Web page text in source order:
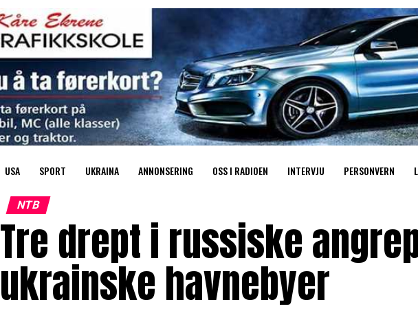
USA SPORT UKRAINA ANNONSERING OSS I RADIOEN INTERVJU PERSONVERN
NTB
Tre drept i russiske
ukrainske havnebyer